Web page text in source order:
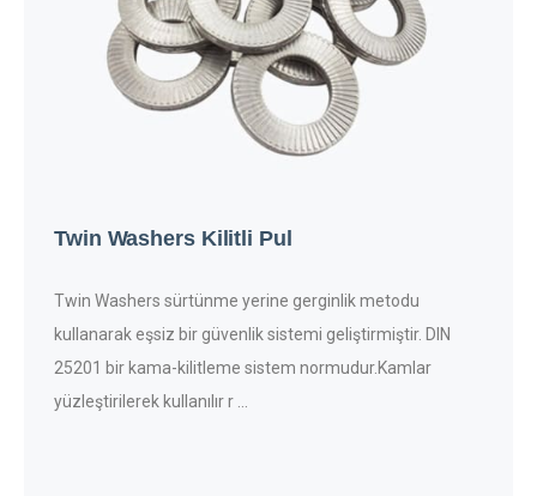
Twin Washers Kilitli Pul
Twin Washers sürtünme yerine gerginlik metodu
kullanarak eşsiz bir güvenlik sistemi geliştirmiştir. DIN
25201 bir kama-kilitleme sistem normudur.Kamlar
yüzleştirilerek kullanılır r ...